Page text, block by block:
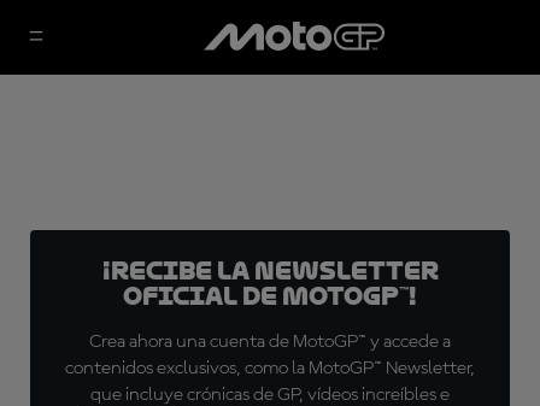
¡Recibe la Newsletter
oficial de MotoGP™!
Crea ahora una cuenta de MotoGP™ y accede a
contenidos exclusivos, como la MotoGP™ Newsletter,
que incluye crónicas de GP, vídeos increíbles e